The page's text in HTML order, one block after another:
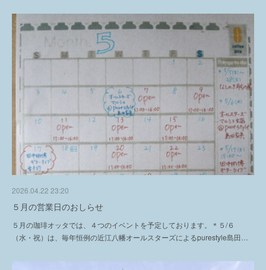
2026.04.22 23:20
５月の営業日のおしらせ
５月の珈琲オッタでは、４つのイベントを予定しております。＊５/６
（水・祝）は、毎年恒例の近江八幡オールスターズによるpurestyle島田…